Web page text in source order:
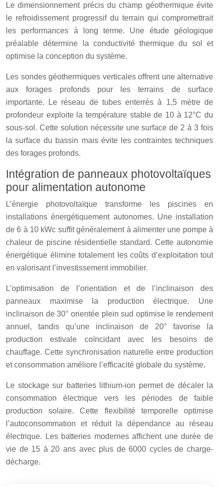
Le dimensionnement précis du champ géothermique évite
le refroidissement progressif du terrain qui compromettrait
les performances à long terme. Une étude géologique
préalable détermine la conductivité thermique du sol et
optimise la conception du système.
Les sondes géothermiques verticales offrent une alternative
aux forages profonds pour les terrains de surface
importante. Le réseau de tubes enterrés à 1,5 mètre de
profondeur exploite la température stable de 10 à 12°C du
sous-sol. Cette solution nécessite une surface de 2 à 3 fois
la surface du bassin mais évite les contraintes techniques
des forages profonds.
Intégration de panneaux photovoltaïques
pour alimentation autonome
L’énergie photovoltaïque transforme les piscines en
installations énergétiquement autonomes. Une installation
de 6 à 10 kWc suffit généralement à alimenter une pompe à
chaleur de piscine résidentielle standard. Cette autonomie
énergétique élimine totalement les coûts d’exploitation tout
en valorisant l’investissement immobilier.
L’optimisation de l’orientation et de l’inclinaison des
panneaux maximise la production électrique. Une
inclinaison de 30° orientée plein sud optimise le rendement
annuel, tandis qu’une inclinaison de 20° favorise la
production estivale coïncidant avec les besoins de
chauffage. Cette synchronisation naturelle entre production
et consommation améliore l’efficacité globale du système.
Le stockage sur batteries lithium-ion permet de décaler la
consommation électrique vers les périodes de faible
production solaire. Cette flexibilité temporelle optimise
l’autoconsommation et réduit la dépendance au réseau
électrique. Les batteries modernes affichent une durée de
vie de 15 à 20 ans avec plus de 6000 cycles de charge-
décharge.